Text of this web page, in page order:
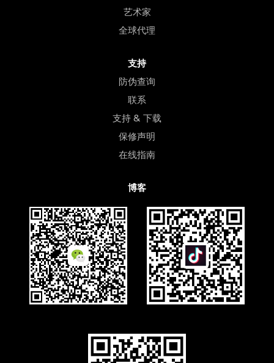
艺术家
全球代理
支持
防伪查询
联系
支持 & 下载
保修声明
在线指南
博客